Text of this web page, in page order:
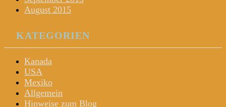
August 2015
KATEGORIEN
Kanada
USA
Mexiko
Allgemein
Hinweise zum Blog